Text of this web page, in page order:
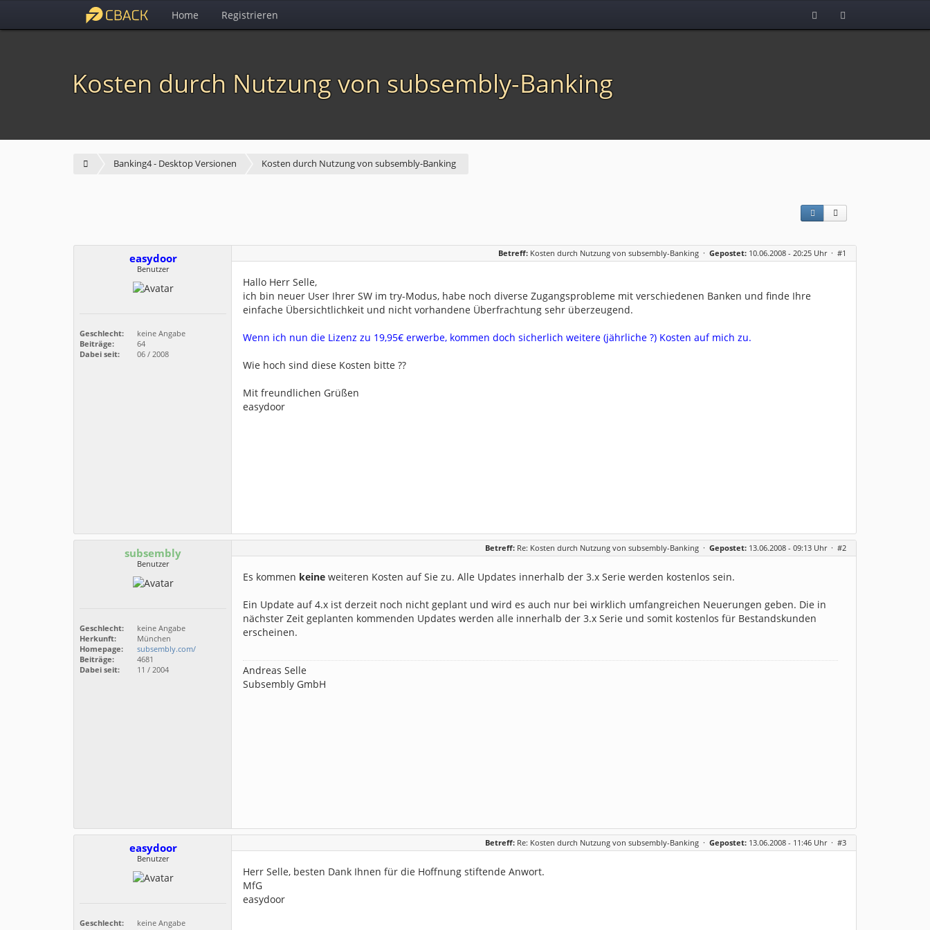
Home Registrieren
Kosten durch Nutzung von subsembly-Banking
Banking4 - Desktop Versionen Kosten durch Nutzung von subsembly-Banking
easydoor
Benutzer
Geschlecht:
keine Angabe
Beiträge:
64
Dabei seit:
06 / 2008
Betreff: Kosten durch Nutzung von subsembly-Banking · Gepostet: 10.06.2008 - 20:25 Uhr · #1
Hallo Herr Selle,
ich bin neuer User Ihrer SW im try-Modus, habe noch diverse Zugangsprobleme mit verschiedenen Banken und finde Ihre
einfache Übersichtlichkeit und nicht vorhandene Überfrachtung sehr überzeugend.
Wenn ich nun die Lizenz zu 19,95€ erwerbe, kommen doch sicherlich weitere (jährliche ?) Kosten auf mich zu.
Wie hoch sind diese Kosten bitte ??
Mit freundlichen Grüßen
easydoor
subsembly
Benutzer
Geschlecht:
keine Angabe
Herkunft:
München
Homepage:
subsembly.com/
Beiträge:
4681
Dabei seit:
11 / 2004
Betreff: Re: Kosten durch Nutzung von subsembly-Banking · Gepostet: 13.06.2008 - 09:13 Uhr · #2
Es kommen keine weiteren Kosten auf Sie zu. Alle Updates innerhalb der 3.x Serie werden kostenlos sein.
Ein Update auf 4.x ist derzeit noch nicht geplant und wird es auch nur bei wirklich umfangreichen Neuerungen geben. Die in
nächster Zeit geplanten kommenden Updates werden alle innerhalb der 3.x Serie und somit kostenlos für Bestandskunden
erscheinen.
Andreas Selle
Subsembly GmbH
easydoor
Benutzer
Geschlecht:
keine Angabe
Betreff: Re: Kosten durch Nutzung von subsembly-Banking · Gepostet: 13.06.2008 - 11:46 Uhr · #3
Herr Selle, besten Dank Ihnen für die Hoffnung stiftende Anwort.
MfG
easydoor